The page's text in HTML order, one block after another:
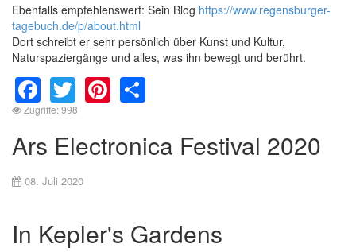
Ebenfalls empfehlenswert: Sein Blog https://www.regensburger-
tagebuch.de/p/about.html
Dort schreibt er sehr persönlich über Kunst und Kultur,
Naturspaziergänge und alles, was ihn bewegt und berührt.
Facebook
TwitterPinterest
Zugriffe: 998
Ars Electronica Festival 2020
08. Juli 2020
In Kepler's Gardens